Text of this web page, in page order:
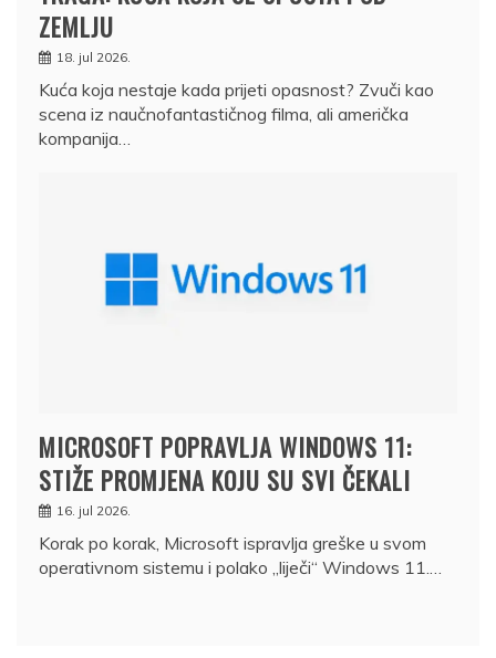
ZEMLJU
18. jul 2026.
Kuća koja nestaje kada prijeti opasnost? Zvuči kao
scena iz naučnofantastičnog filma, ali američka
kompanija…
MICROSOFT POPRAVLJA WINDOWS 11:
STIŽE PROMJENA KOJU SU SVI ČEKALI
16. jul 2026.
Korak po korak, Microsoft ispravlja greške u svom
operativnom sistemu i polako „liječi“ Windows 11.…